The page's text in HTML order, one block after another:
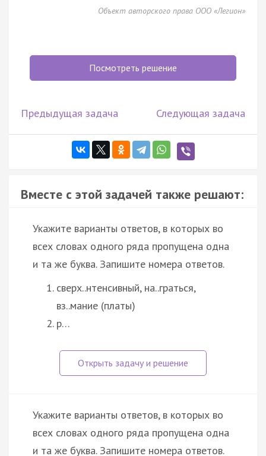
Объект авторского права ООО «Легион»
Посмотреть решение
Предыдущая задача Следующая задача
Вместе с этой задачей также решают:
Укажите варианты ответов, в которых во
всех словах одного ряда пропущена одна
и та же буква. Запишите номера ответов.
сверх..нтенсивный, на..граться,
вз..мание (платы)
р…
Укажите варианты ответов, в которых во
всех словах одного ряда пропущена одна
и та же буква. Запишите номера ответов.